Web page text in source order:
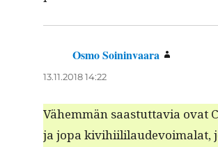
Osmo Soininvaara
13.11.2018 14:22
Vähem­män saas­tut­tavia ovat
ja jopa kivi­hi­ililaude­voimalat,